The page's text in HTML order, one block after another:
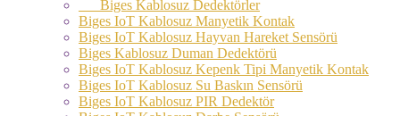
Biges Kablosuz Dedektörler
Biges IoT Kablosuz Manyetik Kontak
Biges IoT Kablosuz Hayvan Hareket Sensörü
Biges Kablosuz Duman Dedektörü
Biges IoT Kablosuz Kepenk Tipi Manyetik Kontak
Biges IoT Kablosuz Su Baskın Sensörü
Biges IoT Kablosuz PIR Dedektör